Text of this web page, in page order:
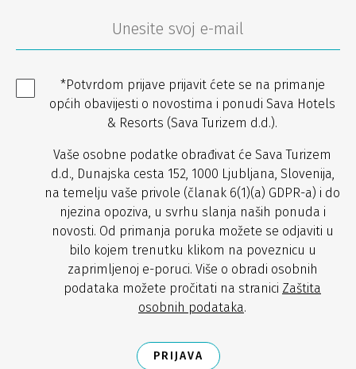
*Potvrdom prijave prijavit ćete se na primanje
općih obavijesti o novostima i ponudi Sava Hotels
& Resorts (Sava Turizem d.d.).
Vaše osobne podatke obrađivat će Sava Turizem
d.d., Dunajska cesta 152, 1000 Ljubljana, Slovenija,
na temelju vaše privole (članak 6(1)(a) GDPR-a) i do
njezina opoziva, u svrhu slanja naših ponuda i
novosti. Od primanja poruka možete se odjaviti u
bilo kojem trenutku klikom na poveznicu u
zaprimljenoj e-poruci. Više o obradi osobnih
podataka možete pročitati na stranici Zaštita
osobnih podataka.
PRIJAVA